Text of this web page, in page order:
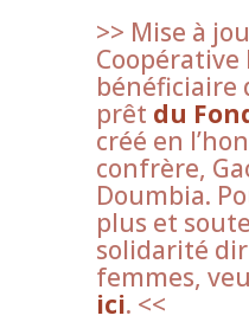
>> Mise à
Coopérative
prêt du
créé en
confrère,
Doumbia.
plus et
solidarité
femmes,
ici. <<